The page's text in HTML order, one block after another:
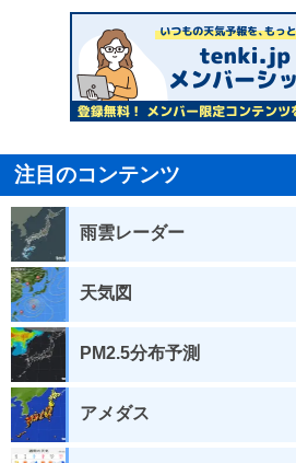
注目のコンテンツ
雨雲レーダー
天気図
PM2.5分布予測
アメダス